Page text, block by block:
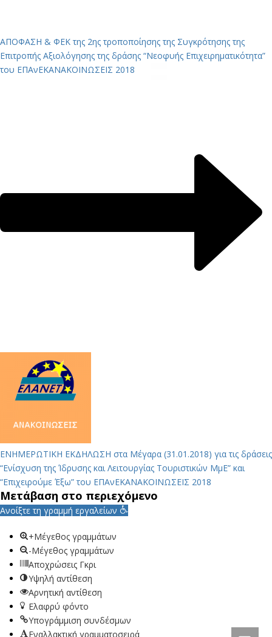
ΑΠΟΦΑΣΗ & ΦΕΚ της 2ης τροποποίησης της Συγκρότησης της
Επιτροπής Αξιολόγησης της δράσης “Νεοφυής Επιχειρηματικότητα”
του ΕΠΑνΕΚΑΝΑΚΟΙΝΩΣΕΙΣ 2018
ΕΝΗΜΕΡΩΤΙΚΗ ΕΚΔΗΛΩΣΗ στα Μέγαρα (31.01.2018) για τις δράσεις
“Ενίσχυση της Ίδρυσης και Λειτουργίας Τουριστικών ΜμΕ” και
“Επιχειρούμε Έξω” του ΕΠΑνΕΚΑΝΑΚΟΙΝΩΣΕΙΣ 2018
Μετάβαση στο περιεχόμενο
Ανοίξτε τη γραμμή εργαλείων
+Μέγεθος γραμμάτων
-Μέγεθος γραμμάτων
Αποχρώσεις Γκρι
Υψηλή αντίθεση
Αρνητική αντίθεση
Ελαφρύ φόντο
Υπογράμμιση συνδέσμων
Εναλλακτική γραμματοσειρά